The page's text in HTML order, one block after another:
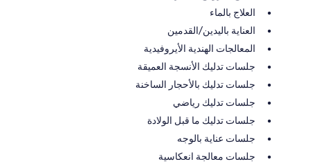
العلاج بالماء
العناية باليدين/القدمين
المعالجات الهندية الأيروفيدية
جلسات تدليك الأنسجة العميقة
جلسات تدليك بالأحجار الساخنة
جلسات تدليك رياضي
جلسات تدليك ما قبل الولادة
جلسات عناية بالوجه
جلسات معالجة انعكاسية